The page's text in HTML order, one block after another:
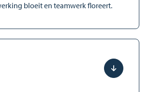
bloeit en teamwerk floreert.